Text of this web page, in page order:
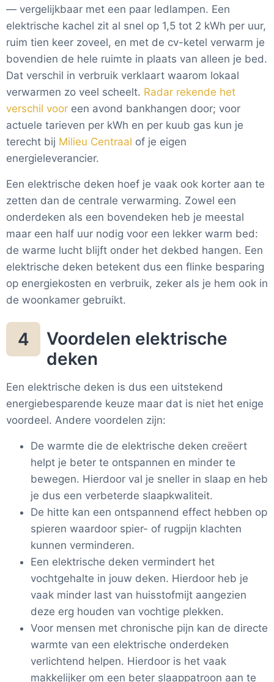
— vergelijkbaar met een paar ledlampen. Een
elektrische kachel zit al snel op 1,5 tot 2 kWh per uur,
ruim tien keer zoveel, en met de cv-ketel verwarm je
bovendien de hele ruimte in plaats van alleen je bed.
Dat verschil in verbruik verklaart waarom lokaal
verwarmen zo veel scheelt. Radar rekende het
verschil voor een avond bankhangen door; voor
actuele tarieven per kWh en per kuub gas kun je
terecht bij Milieu Centraal of je eigen
energieleverancier.
Een elektrische deken hoef je vaak ook korter aan te
zetten dan de centrale verwarming. Zowel een
onderdeken als een bovendeken heb je meestal
maar een half uur nodig voor een lekker warm bed:
de warme lucht blijft onder het dekbed hangen. Een
elektrische deken betekent dus een flinke besparing
op energiekosten en verbruik, zeker als je hem ook in
de woonkamer gebruikt.
4
Voordelen elektrische
deken
Een elektrische deken is dus een uitstekend
energiebesparende keuze maar dat is niet het enige
voordeel. Andere voordelen zijn:
De warmte die de elektrische deken creëert
helpt je beter te ontspannen en minder te
bewegen. Hierdoor val je sneller in slaap en heb
je dus een verbeterde slaapkwaliteit.
De hitte kan een ontspannend effect hebben op
spieren waardoor spier- of rugpijn klachten
kunnen verminderen.
Een elektrische deken vermindert het
vochtgehalte in jouw deken. Hierdoor heb je
vaak minder last van huisstofmijt aangezien
deze erg houden van vochtige plekken.
Voor mensen met chronische pijn kan de directe
warmte van een elektrische onderdeken
verlichtend helpen. Hierdoor is het vaak
makkelijker om een beter slaappatroon aan te